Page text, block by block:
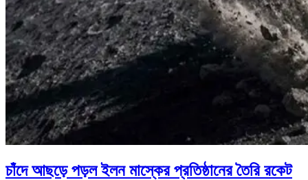
চাঁদে আছড়ে পড়ল ইলন মাস্কের প্রতিষ্ঠানের তৈরি রকেট